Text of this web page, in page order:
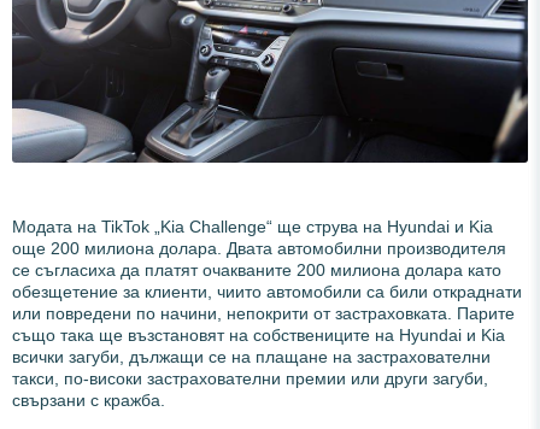
Модата на TikTok „Kia Challenge“ ще струва на Hyundai и Kia
още 200 милиона долара. Двата автомобилни производителя
се съгласиха да платят очакваните 200 милиона долара като
обезщетение за клиенти, чиито автомобили са били откраднати
или повредени по начини, непокрити от застраховката. Парите
също така ще възстановят на собствениците на Hyundai и Kia
всички загуби, дължащи се на плащане на застрахователни
такси, по-високи застрахователни премии или други загуби,
свързани с кражба.